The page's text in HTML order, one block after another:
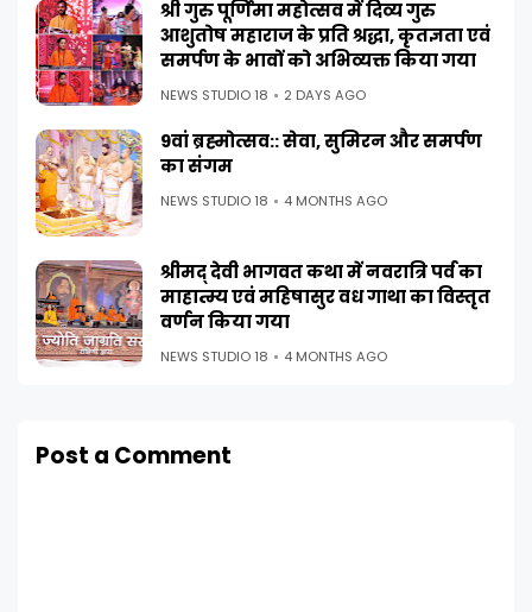
श्री गुरु पूर्णिमा महोत्सव में दिव्य गुरु
आशुतोष महाराज के प्रति श्रद्धा, कृतज्ञता एवं
समर्पण के भावों को अभिव्यक्त किया गया
NEWS STUDIO 18 2 DAYS AGO
9वां ब्रह्मोत्सव:: सेवा, सुमिरन और समर्पण
का संगम
NEWS STUDIO 18 4 MONTHS AGO
श्रीमद् देवी भागवत कथा में नवरात्रि पर्व का
माहात्म्य एवं महिषासुर वध गाथा का विस्तृत
वर्णन किया गया
NEWS STUDIO 18 4 MONTHS AGO
Post a Comment